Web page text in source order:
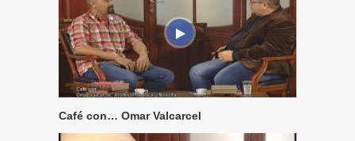
Café con… Omar Valcarcel